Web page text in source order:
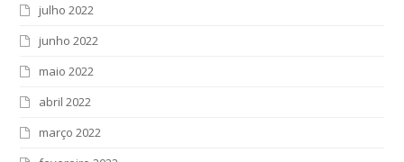
julho 2022
junho 2022
maio 2022
abril 2022
março 2022